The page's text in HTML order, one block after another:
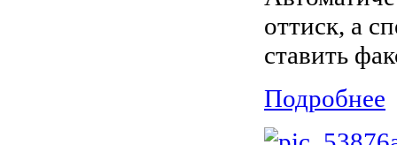
оттиск, а
ставить
Подробнее